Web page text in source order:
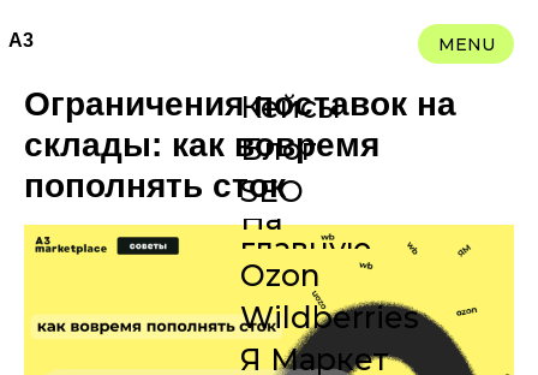
MENU
Кейсы
Блог
На
главную
SEO
Ozon
Wildberries
Я Маркет
A3
Ограничения поставок на
склады: как вовремя
пополнять сток